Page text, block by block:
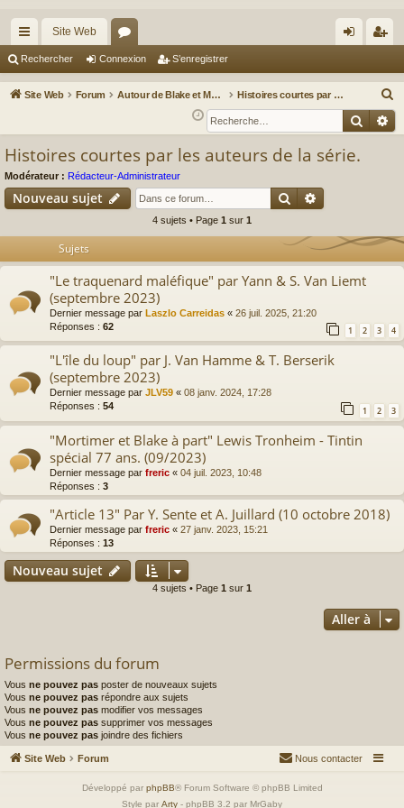
cc
ès
Site Web
or
u ne
xi
nr
eg
Rechercher Connexion S’enregistrer
Site Web Forum Autour de Blake et Mortimer : Le nouveau chapitre / Un autre regard sur Blake et Mortimer Histoires courtes par les auteurs de la série.
e
c
Histoires courtes par les auteurs de la série.
Modérateur : Rédacteur-Administrateur
Nouveau sujet Rechercher
4 sujets • Page 1 sur 1
Sujets
"Le traquenard maléfique" par Yann & S. Van Liemt
(septembre 2023)
Dernier message par Laszlo Carreidas « 26 juil. 2025, 21:20
Réponses : 62 1 2 3 4
"L'île du loup" par J. Van Hamme & T. Berserik
(septembre 2023)
Dernier message par JLV59 « 08 janv. 2024, 17:28
Réponses : 54 1 2 3
"Mortimer et Blake à part" Lewis Tronheim - Tintin
spécial 77 ans. (09/2023)
Dernier message par freric « 04 juil. 2023, 10:48
Réponses : 3
"Article 13" Par Y. Sente et A. Juillard (10 octobre 2018)
Dernier message par freric « 27 janv. 2023, 15:21
Réponses : 13
Nouveau sujet
4 sujets • Page 1 sur 1
Aller à
Permissions du forum
Vous ne pouvez pas poster de nouveaux sujets
Vous ne pouvez pas répondre aux sujets
Vous ne pouvez pas modifier vos messages
Vous ne pouvez pas supprimer vos messages
Vous ne pouvez pas joindre des fichiers
Site Web Forum Nous contacter
Développé par phpBB® Forum Software © phpBB Limited
Style par Arty - phpBB 3.2 par MrGaby